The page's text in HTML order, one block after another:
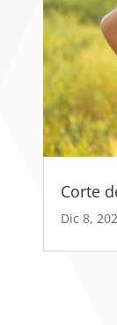
Corte
Dic 8,